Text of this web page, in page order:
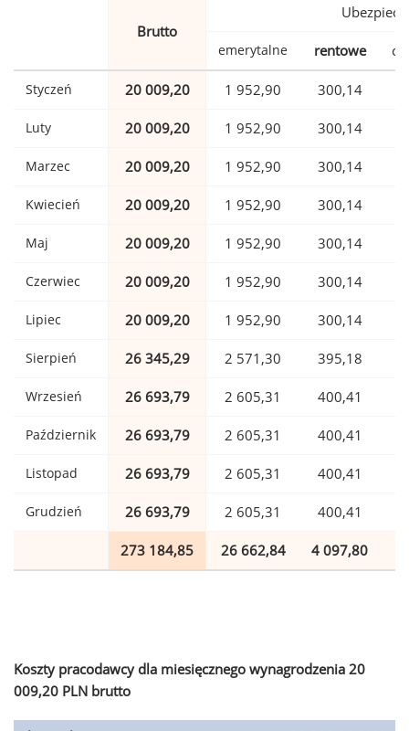
Brutto
emerytalne rentowe
Styczeń 20 009,20 1 952,90 300,14
Luty 20 009,20 1 952,90 300,14
Marzec 20 009,20 1 952,90 300,14
Kwiecień 20 009,20 1 952,90 300,14
Maj 20 009,20 1 952,90 300,14
Czerwiec 20 009,20 1 952,90 300,14
Lipiec 20 009,20 1 952,90 300,14
Sierpień 26 345,29 2 571,30 395,18
Wrzesień 26 693,79 2 605,31 400,41
Październik 26 693,79 2 605,31 400,41
Listopad 26 693,79 2 605,31 400,41
Grudzień 26 693,79 2 605,31 400,41
273 184,85 26 662,84 4 097,80
Koszty pracodawcy dla miesięcznego wynagrodzenia 20
009,20 PLN brutto